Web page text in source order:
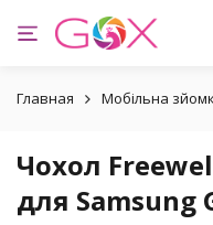
Главная Мобільна
Чохол
для Samsung